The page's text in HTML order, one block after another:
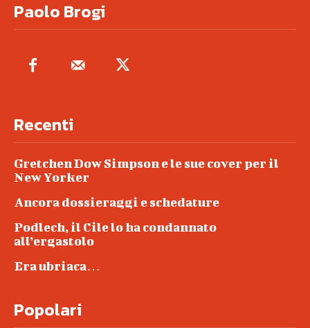
Paolo Brogi
Recenti
Gretchen Dow Simpson e le sue cover per il
New Yorker
Ancora dossieraggi e schedature
Podlech, il Cile lo ha condannato
all’ergastolo
Era ubriaca…
Popolari